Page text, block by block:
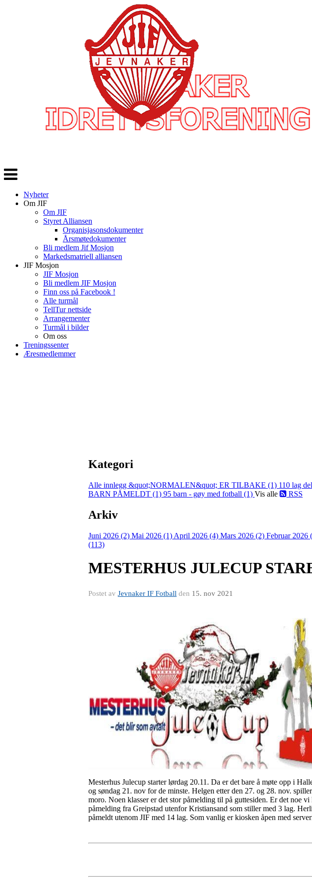
Veksle
navigasjon
Nyheter
Om JIF
Om JIF
Styret Alliansen
Organisjasonsdokumenter
Årsmøtedokumenter
Bli medlem Jif Mosjon
Markedsmatriell alliansen
JIF Mosjon
JIF Mosjon
Bli medlem JIF Mosjon
Finn oss på Facebook !
Alle turmål
TellTur nettside
Arrangementer
Turmål i bilder
Om oss
Treningssenter
Æresmedlemmer
Kategori
Alle innlegg &quot;NORMALEN&quot; ER TILBAKE (1) 110 lag
BARN PÅMELDT (1) 95 barn - gøy med fotball (1) Vis alle RSS
Arkiv
Juni 2026 (2) Mai 2026 (1) April 2026 (4) Mars 2026 (2) Februar 2026
(113)
MESTERHUS JULECUP
Postet av Jevnaker IF Fotball den 15. nov 2021
Mesterhus Julecup starter lørdag 20.11. Da er det bare å møte opp i
og søndag 21. nov for de minste. Helgen etter den 27. og 28. nov.
moro. Noen klasser er det stor påmelding til på guttesiden. Er det noe
påmelding fra Greipstad utenfor Kristiansand som stiller med 3 lag.
påmeldt utenom JIF med 14 lag. Som vanlig er kiosken åpen med